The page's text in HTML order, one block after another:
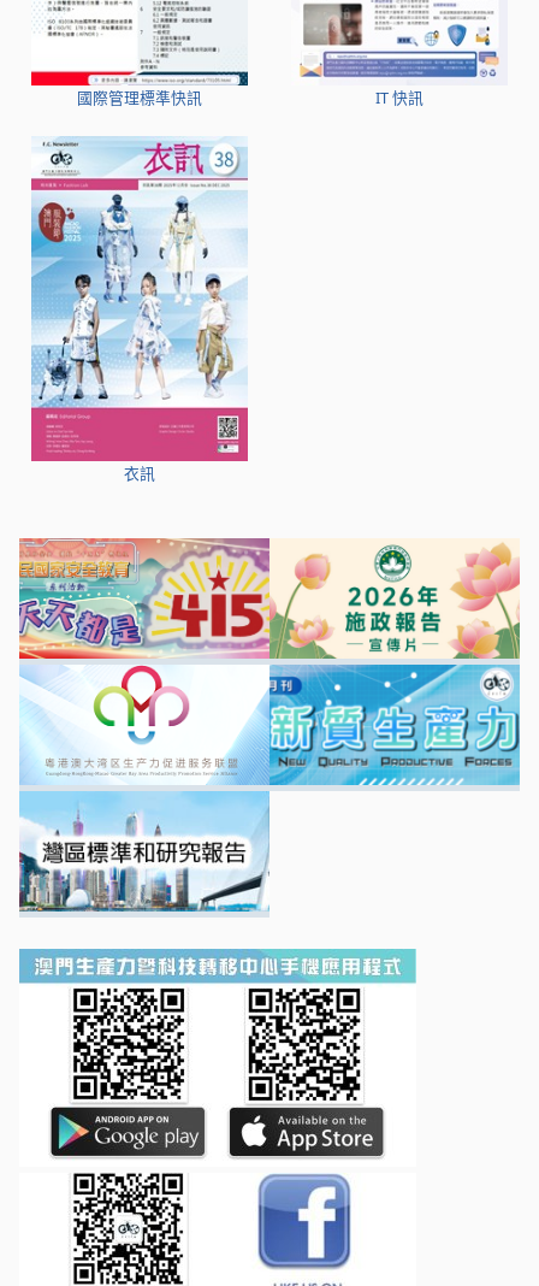
國際管理標準快訊 IT 快訊
衣訊